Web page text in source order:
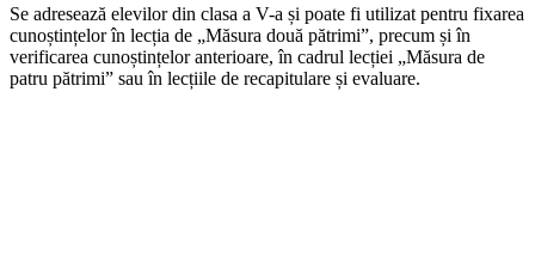
Se adresează elevilor din clasa a V-a și poate fi utilizat pentru fixarea
cunoștințelor în lecția de „Măsura două pătrimi”, precum și în
verificarea cunoștințelor anterioare, în cadrul lecției „Măsura de
patru pătrimi” sau în lecțiile de recapitulare și evaluare.